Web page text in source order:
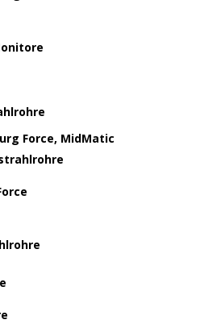
Force, MidMatic